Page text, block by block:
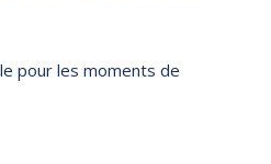
pour les moments de